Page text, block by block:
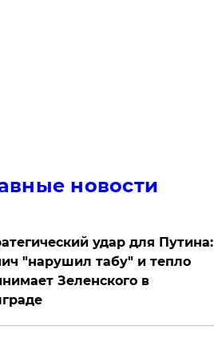
новости
удар для Путина:
"нарушил табу" и тепло
Зеленского в